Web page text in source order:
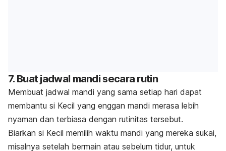
7. Buat jadwal mandi secara rutin
Membuat jadwal mandi yang sama setiap hari dapat
membantu si Kecil yang enggan mandi merasa lebih
nyaman dan terbiasa dengan rutinitas tersebut.
Biarkan si Kecil memilih waktu mandi yang mereka sukai,
misalnya setelah bermain atau sebelum tidur, untuk